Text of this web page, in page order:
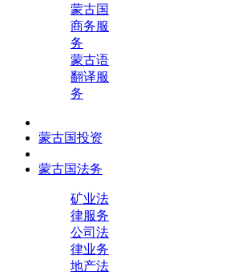
蒙古国
商务服
务
蒙古语
翻译服
务
蒙古国投资
蒙古国法务
矿业法
律服务
公司法
律业务
地产法